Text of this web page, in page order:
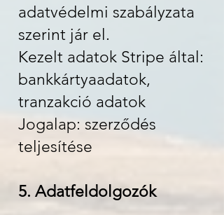
adatvédelmi szabályzata
szerint jár el.
Kezelt adatok Stripe által:
bankkártyaadatok,
tranzakció adatok
Jogalap: szerződés
teljesítése
5. Adatfeldolgozók